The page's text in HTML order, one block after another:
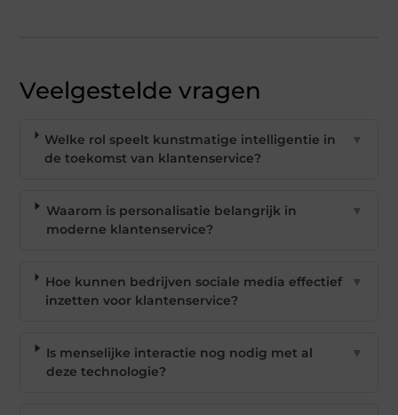
Veelgestelde vragen
Welke rol speelt kunstmatige intelligentie in
de toekomst van klantenservice?
▼
Waarom is personalisatie belangrijk in
moderne klantenservice?
▼
Hoe kunnen bedrijven sociale media effectief
inzetten voor klantenservice?
▼
Is menselijke interactie nog nodig met al
deze technologie?
▼